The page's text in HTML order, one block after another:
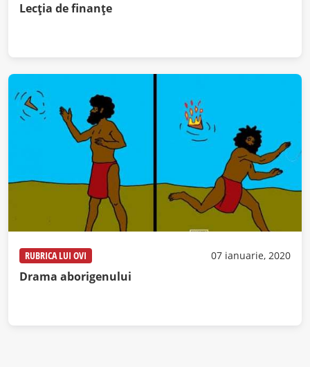
Lecţia de finanţe
RUBRICA LUI OVI 07 ianuarie, 2020
Drama aborigenului